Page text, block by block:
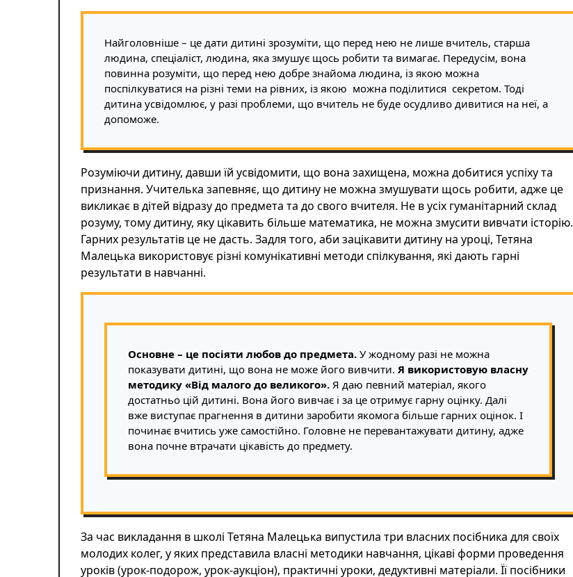
Найголовніше – це дати дитині зрозуміти, що перед нею не лише вчитель, старша
людина, спеціаліст, людина, яка змушує щось робити та вимагає. Передусім, вона
повинна розуміти, що перед нею добре знайома людина, із якою можна
поспілкуватися на різні теми на рівних, із якою можна поділитися секретом. Тоді
дитина усвідомлює, у разі проблеми, що вчитель не буде осудливо дивитися на неї, а
допоможе.
Розуміючи дитину, давши їй усвідомити, що вона захищена, можна добитися успіху та
признання. Учителька запевняє, що дитину не можна змушувати щось робити, адже це
викликає в дітей відразу до предмета та до свого вчителя. Не в усіх гуманітарний склад
розуму, тому дитину, яку цікавить більше математика, не можна змусити вивчати історію.
Гарних результатів це не дасть. Задля того, аби зацікавити дитину на уроці, Тетяна
Малецька використовує різні комунікативні методи спілкування, які дають гарні
результати в навчанні.
Основне – це посіяти любов до предмета. У жодному разі не можна
показувати дитині, що вона не може його вивчити. Я використовую власну
методику «Від малого до великого». Я даю певний матеріал, якого
достатньо цій дитині. Вона його вивчає і за це отримує гарну оцінку. Далі
вже виступає прагнення в дитини заробити якомога більше гарних оцінок. І
починає вчитись уже самостійно. Головне не перевантажувати дитину, адже
вона почне втрачати цікавість до предмету.
За час викладання в школі Тетяна Малецька випустила три власних посібника для своїх
молодих колег, у яких представила власні методики навчання, цікаві форми проведення
уроків (урок-подорож, урок-аукціон), практичні уроки, дедуктивні матеріали. Її посібники